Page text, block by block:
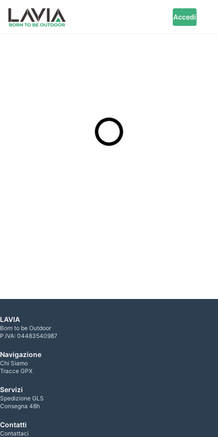
Accedi
LAVIA
Born to be Outdoor
P.IVA: 04483540987
Navigazione
Chi Siamo
Tracce GPX
Servizi
Spedizione GLS
Consegna 48h
Contatti
Contattaci